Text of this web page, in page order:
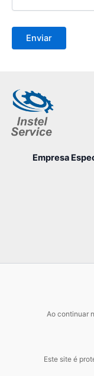
Empresa
Ao continuar
Este site é